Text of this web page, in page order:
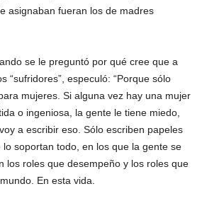
asignaban fueran los de madres
se le preguntó por qué cree que a
“sufridores”, especuló: “Porque sólo
mujeres. Si alguna vez hay una mujer
o ingeniosa, la gente le tiene miedo,
a escribir eso. Sólo escriben papeles
soportan todo, en los que la gente se
los roles que desempeño y los roles que
En esta vida.